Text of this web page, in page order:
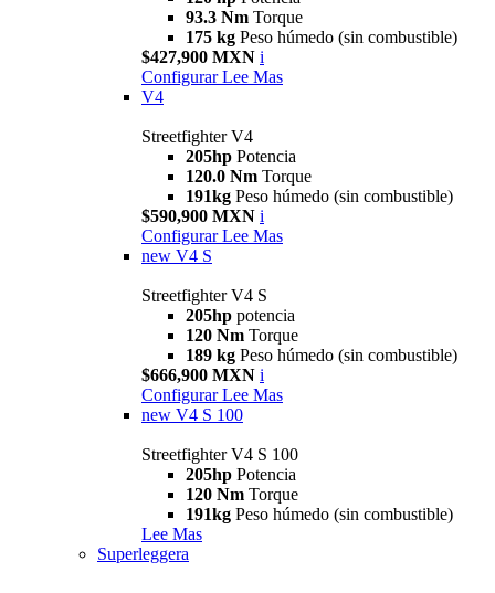
93.3 Nm Torque
175 kg Peso húmedo (sin combustible)
$427,900 MXN i
Configurar Lee Mas
V4
Streetfighter V4
205hp Potencia
120.0 Nm Torque
191kg Peso húmedo (sin combustible)
$590,900 MXN i
Configurar Lee Mas
new V4 S
Streetfighter V4 S
205hp potencia
120 Nm Torque
189 kg Peso húmedo (sin combustible)
$666,900 MXN i
Configurar Lee Mas
new V4 S 100
Streetfighter V4 S 100
205hp Potencia
120 Nm Torque
191kg Peso húmedo (sin combustible)
Lee Mas
Superleggera